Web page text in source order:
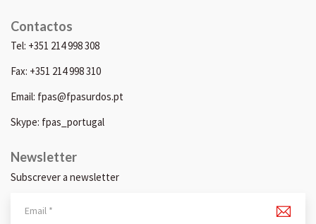
Contactos
Tel: +351 214 998 308
Fax: +351 214 998 310
Email: fpas@fpasurdos.pt
Skype: fpas_portugal
Newsletter
Subscrever a newsletter